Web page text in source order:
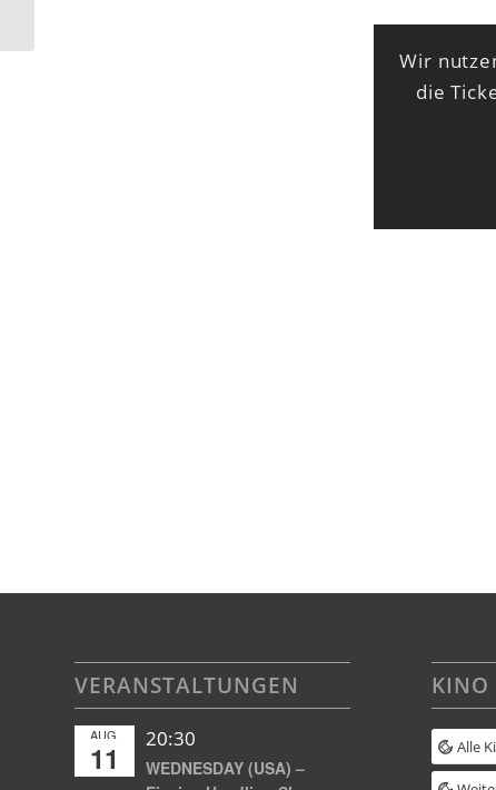
VERANSTALTUNGEN
AUG.
11
20:30
WEDNESDAY (USA) –
KINO
Alle
Wir
die